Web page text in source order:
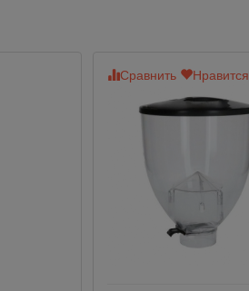
Сравнить Нравится